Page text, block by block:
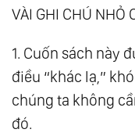
184. Đời Sống
185. Phiêu Lưu
186.Đức Phật
187.Sự Đụng
VÀI GHI CHÚ NHỎ
1. Cuốn sách này
điều “khác lạ,”
chúng ta không
đó.